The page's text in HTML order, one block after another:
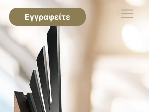
Εγγραφείτε